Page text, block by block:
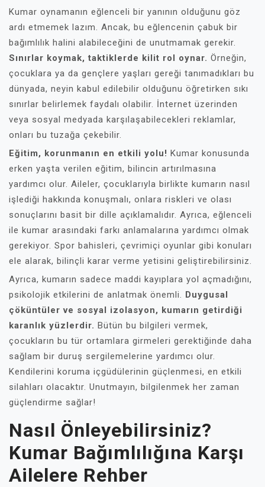
Kumar oynamanın eğlenceli bir yanının olduğunu göz
ardı etmemek lazım. Ancak, bu eğlencenin çabuk bir
bağımlılık halini alabileceğini de unutmamak gerekir.
Sınırlar koymak, taktiklerde kilit rol oynar. Örneğin,
çocuklara ya da gençlere yaşları gereği tanımadıkları bu
dünyada, neyin kabul edilebilir olduğunu öğretirken sıkı
sınırlar belirlemek faydalı olabilir. İnternet üzerinden
veya sosyal medyada karşılaşabilecekleri reklamlar,
onları bu tuzağa çekebilir.
Eğitim, korunmanın en etkili yolu! Kumar konusunda
erken yaşta verilen eğitim, bilincin artırılmasına
yardımcı olur. Aileler, çocuklarıyla birlikte kumarın nasıl
işlediği hakkında konuşmalı, onlara riskleri ve olası
sonuçlarını basit bir dille açıklamalıdır. Ayrıca, eğlenceli
ile kumar arasındaki farkı anlamalarına yardımcı olmak
gerekiyor. Spor bahisleri, çevrimiçi oyunlar gibi konuları
ele alarak, bilinçli karar verme yetisini geliştirebilirsiniz.
Ayrıca, kumarın sadece maddi kayıplara yol açmadığını,
psikolojik etkilerini de anlatmak önemli. Duygusal
çöküntüler ve sosyal izolasyon, kumarın getirdiği
karanlık yüzlerdir. Bütün bu bilgileri vermek,
çocukların bu tür ortamlara girmeleri gerektiğinde daha
sağlam bir duruş sergilemelerine yardımcı olur.
Kendilerini koruma içgüdülerinin güçlenmesi, en etkili
silahları olacaktır. Unutmayın, bilgilenmek her zaman
güçlendirme sağlar!
Nasıl Önleyebilirsiniz?
Kumar Bağımlılığına Karşı
Ailelere Rehber